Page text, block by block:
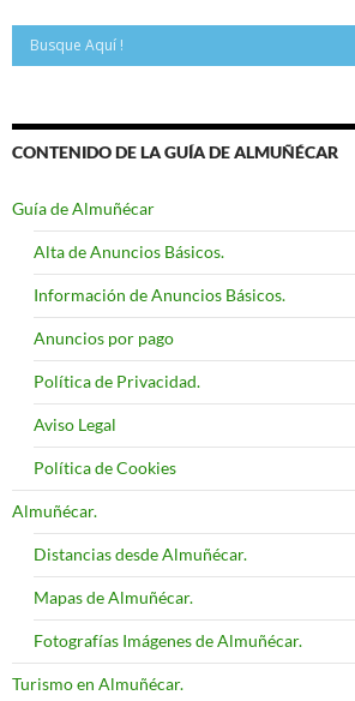
CONTENIDO DE LA GUÍA DE ALMUÑÉCAR
Guía de Almuñécar
Alta de Anuncios Básicos.
Información de Anuncios Básicos.
Anuncios por pago
Política de Privacidad.
Aviso Legal
Política de Cookies
Almuñécar.
Distancias desde Almuñécar.
Mapas de Almuñécar.
Fotografías Imágenes de Almuñécar.
Turismo en Almuñécar.